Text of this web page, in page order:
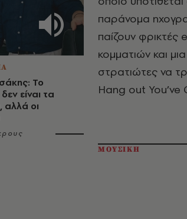
Το
είναι τα
αλλά οι
παράνομα
παίζουν
κομματιών και
στρατιώτες να
Hang out
ΜΟΥΣΙΚΗ